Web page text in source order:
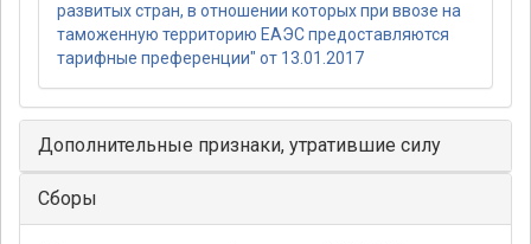
развитых стран, в отношении которых при ввозе на
таможенную территорию ЕАЭС предоставляются
тарифные преференции" от 13.01.2017
Дополнительные признаки, утратившие силу
Сборы